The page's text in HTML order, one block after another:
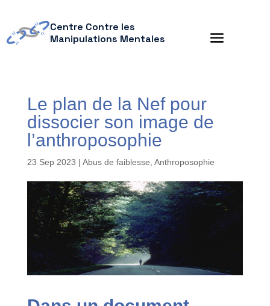
Centre Contre les
Manipulations Mentales
Le plan de la Nef pour
dissocier son image de
l’anthroposophie
23 Sep 2023 | Abus de faiblesse Anthroposophie